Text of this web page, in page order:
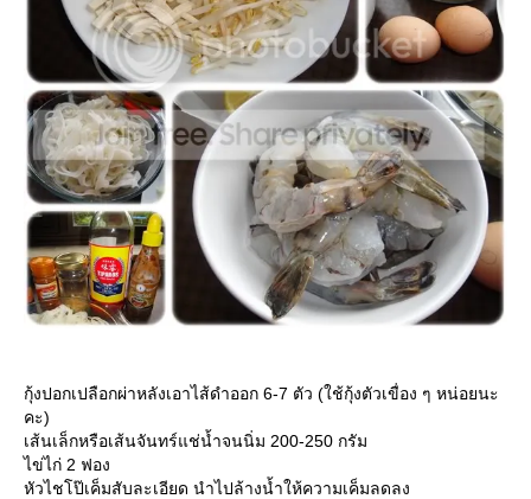
กุ้งปอกเปลือกผ่าหลังเอาไส้ดำออก 6-7 ตัว (ใช้กุ้งตัวเขื่อง ๆ หน่อยนะ
คะ)
เส้นเล็กหรือเส้นจันทร์แช่น้ำจนนิ่ม 200-250 กรัม
ไข่ไก่ 2 ฟอง
หัวไชโป๊เค็มสับละเอียด นำไปล้างน้ำให้ความเค็มลดลง